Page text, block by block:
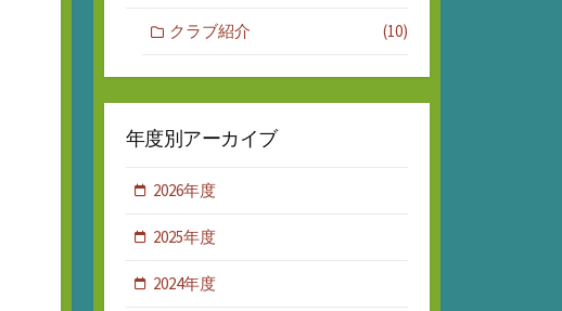
クラブ紹介 (10)
年度別アーカイブ
2026年度
2025年度
2024年度